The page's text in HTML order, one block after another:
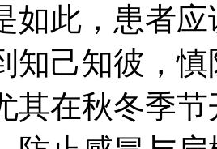
如此，患者
知己知彼，慎
其在秋冬季